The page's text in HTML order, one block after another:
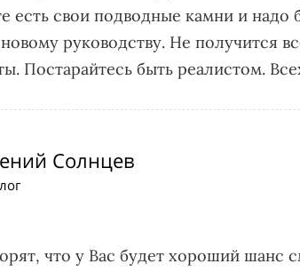
есть свои подводные камни и надо
руководству. Не получится
Постарайтесь быть реалистом.
Солнцев
что у Вас будет хороший шанс